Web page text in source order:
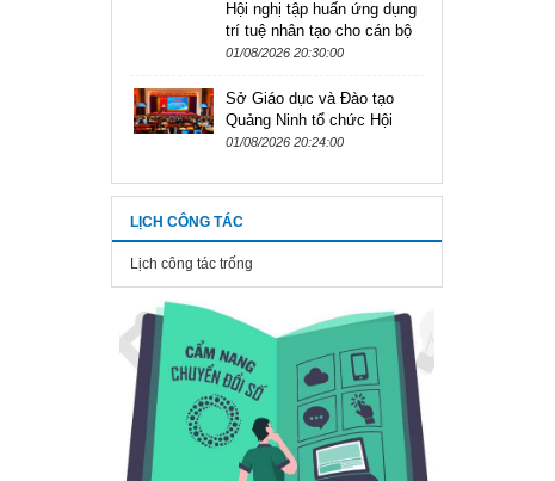
Hội nghị tập huấn ứng dụng
trí tuệ nhân tạo cho cán bộ
quản lý, giáo viên tại các cơ
01/08/2026 20:30:00
Sở Giáo dục và Đào tạo
Quảng Ninh tổ chức Hội
nghị tập huấn ứng dụng trí
quản...
01/08/2026 20:24:00
LỊCH CÔNG TÁC
Lịch công tác trống